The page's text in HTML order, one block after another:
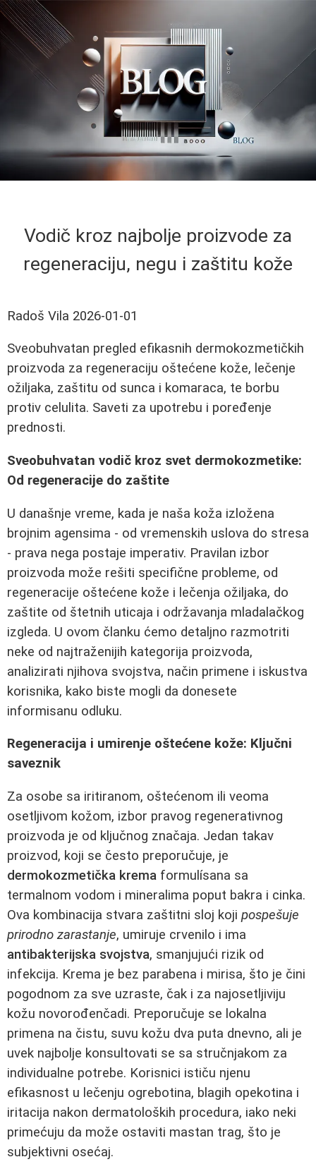
Vodič kroz najbolje proizvode za
regeneraciju, negu i zaštitu kože
Radoš Vila 2026-01-01
Sveobuhvatan pregled efikasnih dermokozmetičkih
proizvoda za regeneraciju oštećene kože, lečenje
ožiljaka, zaštitu od sunca i komaraca, te borbu
protiv celulita. Saveti za upotrebu i poređenje
prednosti.
Sveobuhvatan vodič kroz svet dermokozmetike:
Od regeneracije do zaštite
U današnje vreme, kada je naša koža izložena
brojnim agensima - od vremenskih uslova do stresa
- prava nega postaje imperativ. Pravilan izbor
proizvoda može rešiti specifične probleme, od
regeneracije oštećene kože i lečenja ožiljaka, do
zaštite od štetnih uticaja i održavanja mladalačkog
izgleda. U ovom članku ćemo detaljno razmotriti
neke od najtraženijih kategorija proizvoda,
analizirati njihova svojstva, način primene i iskustva
korisnika, kako biste mogli da donesete
informisanu odluku.
Regeneracija i umirenje oštećene kože: Ključni
saveznik
Za osobe sa iritiranom, oštećenom ili veoma
osetljivom kožom, izbor pravog regenerativnog
proizvoda je od ključnog značaja. Jedan takav
proizvod, koji se često preporučuje, je
dermokozmetička krema formulísana sa
termalnom vodom i mineralima poput bakra i cinka.
Ova kombinacija stvara zaštitni sloj koji pospešuje
prirodno zarastanje, umiruje crvenilo i ima
antibakterijska svojstva, smanjujući rizik od
infekcija. Krema je bez parabena i mirisa, što je čini
pogodnom za sve uzraste, čak i za najosetljiviju
kožu novorođenčadi. Preporučuje se lokalna
primena na čistu, suvu kožu dva puta dnevno, ali je
uvek najbolje konsultovati se sa stručnjakom za
individualne potrebe. Korisnici ističu njenu
efikasnost u lečenju ogrebotina, blagih opekotina i
iritacija nakon dermatoloških procedura, iako neki
primećuju da može ostaviti mastan trag, što je
subjektivni osećaj.